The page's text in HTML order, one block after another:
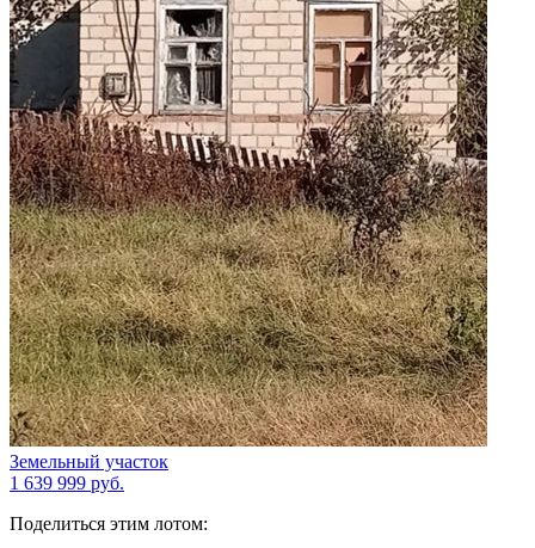
Земельный участок
1 639 999 руб.
Поделиться этим лотом: